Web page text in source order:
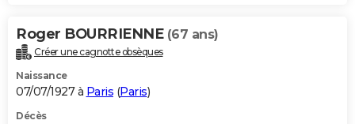
Roger BOURRIENNE (67 ans)
Créer une cagnotte obsèques
Naissance
07/07/1927 à Paris (Paris)
Décès